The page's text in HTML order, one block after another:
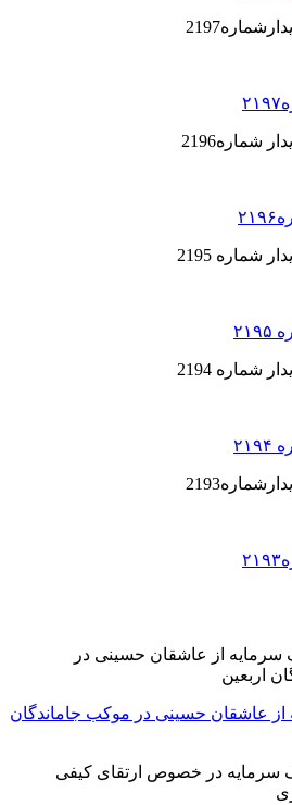
از عاشقان حسینی در موکب جاماندگان